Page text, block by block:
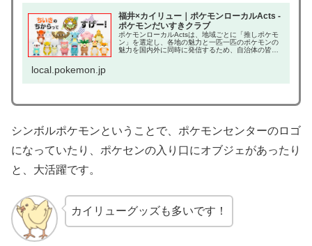
福井×カイリュー｜ポケモンローカルActs -
ポケモンだいすきクラブ
ポケモンローカルActsは、地域ごとに「推しポケモ
ン」を選定し、各地の魅力と一匹一匹のポケモンの
魅力を国内外に同時に発信するため、自治体の皆様
local.pokemon.jp
シンボルポケモンということで、ポケモンセンターのロゴ
になっていたり、ポケセンの入り口にオブジェがあったり
と、大活躍です。
カイリューグッズも多いです！